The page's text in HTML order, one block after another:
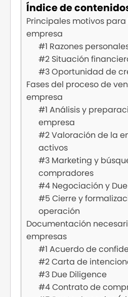
Índice de
Principales motivos
empresa
#1 Razones
#2 Situación
#3 Oportunidad de
Fases del proceso de
empresa
#1 Análisis y
empresa
#2 Valoración de la
activos
#3 Marketing y
compradores
#4 Negociación y
#5 Cierre y
operación
Documentación
empresas
#1 Acuerdo de
#2 Carta de
#3 Due Diligence
#4 Contrato de